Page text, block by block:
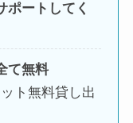
ポートしてく
て無料
ト無料貸し出